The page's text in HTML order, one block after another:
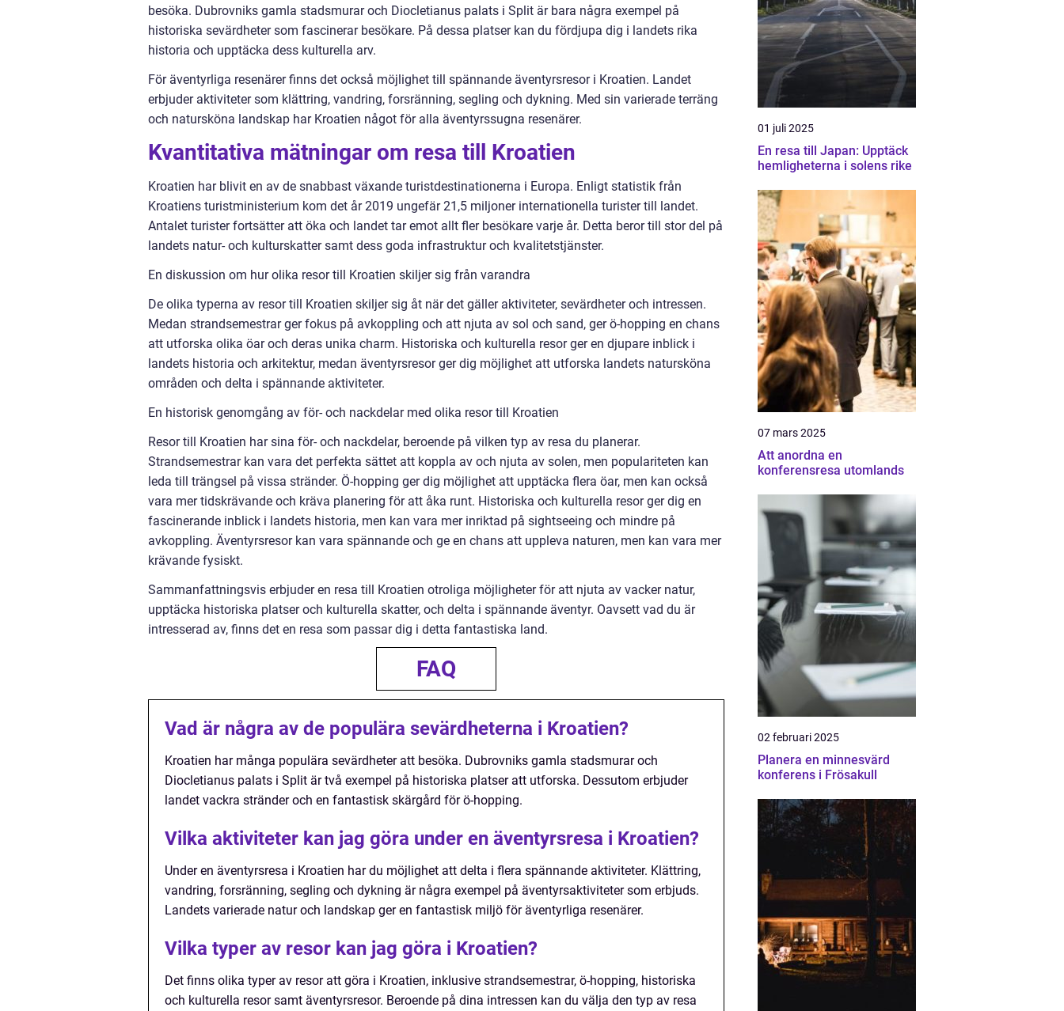
besöka. Dubrovniks gamla stadsmurar och Diocletianus palats i Split är bara några exempel på
historiska sevärdheter som fascinerar besökare. På dessa platser kan du fördjupa dig i landets rika
historia och upptäcka dess kulturella arv.
För äventyrliga resenärer finns det också möjlighet till spännande äventyrsresor i Kroatien. Landet
erbjuder aktiviteter som klättring, vandring, forsränning, segling och dykning. Med sin varierade terräng
och natursköna landskap har Kroatien något för alla äventyrssugna resenärer.
Kvantitativa mätningar om resa till Kroatien
Kroatien har blivit en av de snabbast växande turistdestinationerna i Europa. Enligt statistik från
Kroatiens turistministerium kom det år 2019 ungefär 21,5 miljoner internationella turister till landet.
Antalet turister fortsätter att öka och landet tar emot allt fler besökare varje år. Detta beror till stor del på
landets natur- och kulturskatter samt dess goda infrastruktur och kvalitetstjänster.
En diskussion om hur olika resor till Kroatien skiljer sig från varandra
De olika typerna av resor till Kroatien skiljer sig åt när det gäller aktiviteter, sevärdheter och intressen.
Medan strandsemestrar ger fokus på avkoppling och att njuta av sol och sand, ger ö-hopping en chans
att utforska olika öar och deras unika charm. Historiska och kulturella resor ger en djupare inblick i
landets historia och arkitektur, medan äventyrsresor ger dig möjlighet att utforska landets natursköna
områden och delta i spännande aktiviteter.
En historisk genomgång av för- och nackdelar med olika resor till Kroatien
Resor till Kroatien har sina för- och nackdelar, beroende på vilken typ av resa du planerar.
Strandsemestrar kan vara det perfekta sättet att koppla av och njuta av solen, men populariteten kan
leda till trängsel på vissa stränder. Ö-hopping ger dig möjlighet att upptäcka flera öar, men kan också
vara mer tidskrävande och kräva planering för att åka runt. Historiska och kulturella resor ger dig en
fascinerande inblick i landets historia, men kan vara mer inriktad på sightseeing och mindre på
avkoppling. Äventyrsresor kan vara spännande och ge en chans att uppleva naturen, men kan vara mer
krävande fysiskt.
Sammanfattningsvis erbjuder en resa till Kroatien otroliga möjligheter för att njuta av vacker natur,
upptäcka historiska platser och kulturella skatter, och delta i spännande äventyr. Oavsett vad du är
intresserad av, finns det en resa som passar dig i detta fantastiska land.
FAQ
Vad är några av de populära sevärdheterna i Kroatien?
Kroatien har många populära sevärdheter att besöka. Dubrovniks gamla stadsmurar och
Diocletianus palats i Split är två exempel på historiska platser att utforska. Dessutom erbjuder
landet vackra stränder och en fantastisk skärgård för ö-hopping.
Vilka aktiviteter kan jag göra under en äventyrsresa i Kroatien?
Under en äventyrsresa i Kroatien har du möjlighet att delta i flera spännande aktiviteter. Klättring,
vandring, forsränning, segling och dykning är några exempel på äventyrsaktiviteter som erbjuds.
Landets varierade natur och landskap ger en fantastisk miljö för äventyrliga resenärer.
Vilka typer av resor kan jag göra i Kroatien?
Det finns olika typer av resor att göra i Kroatien, inklusive strandsemestrar, ö-hopping, historiska
och kulturella resor samt äventyrsresor. Beroende på dina intressen kan du välja den typ av resa
01 juli 2025
En resa till Japan: Upptäck
hemligheterna i solens rike
07 mars 2025
Att anordna en
konferensresa utomlands
02 februari 2025
Planera en minnesvärd
konferens i Frösakull